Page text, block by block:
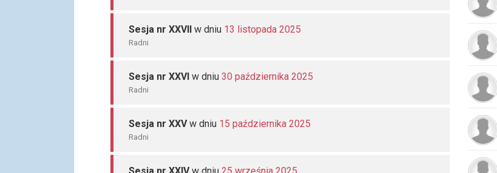
Sesja nr XXVII w dniu 13 listopada 2025
Radni
Sesja nr XXVI w dniu 30 października 2025
Radni
Sesja nr XXVw dniu 15 października 2025
Radni